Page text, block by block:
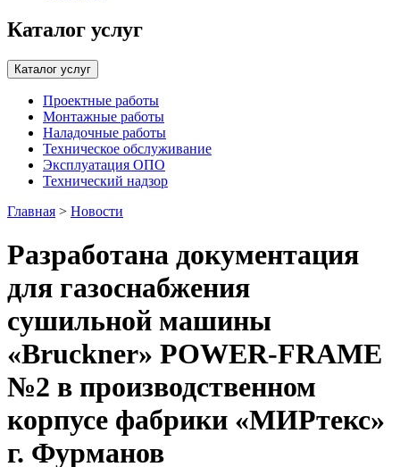
Каталог услуг
Каталог услуг
Проектные работы
Монтажные работы
Наладочные работы
Техническое обслуживание
Эксплуатация ОПО
Технический надзор
Главная > Новости
Разработана документация
для газоснабжения
сушильной машины
«Bruckner» POWER-FRAME
№2 в производственном
корпусе фабрики «МИРтекс»
г. Фурманов